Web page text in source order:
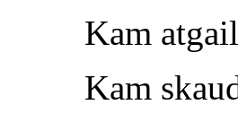
Kam
Kam